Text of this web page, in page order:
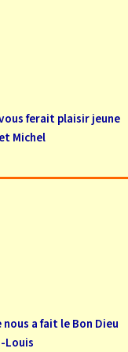
ferait plaisir jeune
Michel
a fait le Bon Dieu
Louis